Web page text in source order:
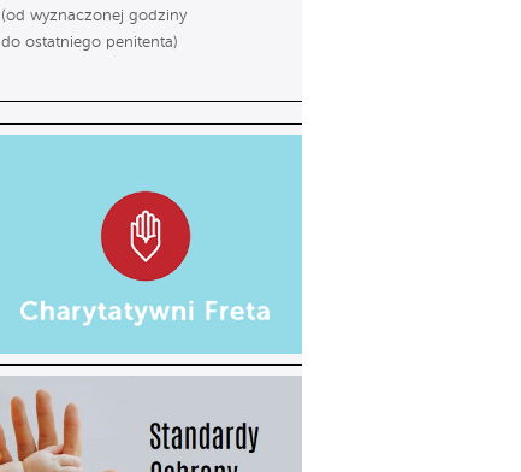
(od wyznaczonej godziny
do ostatniego penitenta)